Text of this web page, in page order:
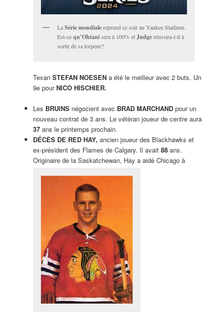
LaSérie mondialereprend ce soir au Yankee Stadium.
Est-cequ’Ohtanisera à 100% etJudgeréussira-t-il à
sortir de sa torpeur?
Texan STEFAN NOESENa été le meilleur avec 2 buts. Un
9e pourNICO HISCHIER.
Les BRUINSnégocient avec BRAD MARCHANDpour un
nouveau contrat de 3 ans. Le vétéran joueur de centre aura
37ans le printemps prochain.
DÉCÈS DE RED HAY, ancien joueur des Blackhawks et
ex-président des Flames de Calgary. Il avait 88ans.
Originaire de la Saskatchewan, Hay a aidé Chicago à